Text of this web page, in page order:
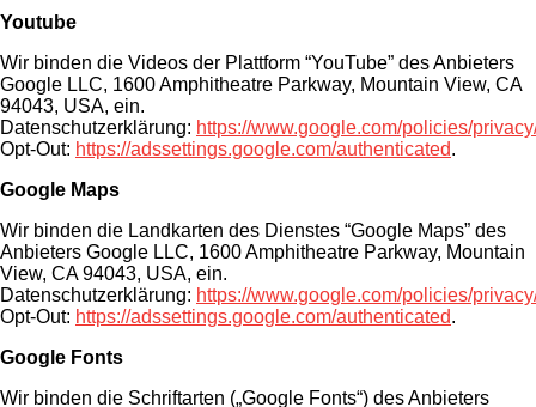
Youtube
Wir binden die Videos der Plattform “YouTube” des Anbieters
Google LLC, 1600 Amphitheatre Parkway, Mountain View, CA
94043, USA, ein.
Datenschutzerklärung: https://www.google.com/policies/
Opt-Out: https://adssettings.google.com/authenticated.
Google Maps
Wir binden die Landkarten des Dienstes “Google Maps” des
Anbieters Google LLC, 1600 Amphitheatre Parkway, Mountain
View, CA 94043, USA, ein.
Datenschutzerklärung: https://www.google.com/policies/
Opt-Out: https://adssettings.google.com/authenticated.
Google Fonts
Wir binden die Schriftarten („Google Fonts“) des Anbieters